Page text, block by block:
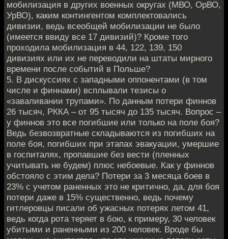
мобилизация в других военных округах (МВО, ОрВО,
УрВО), каким контингентом комплектовались
дивизии, ведь всеобщей мобилизации не было
(имеется ввиду все 17 дивизий)? Кроме того
проходила мобилизация в 44, 122, 139, 150
дивизиях или их не переводили на штаты мирного
времени после событий в Польше?
5. В дискуссиях с западными оппонентами (в том
числе и финнами) всплывали тезисы о
«заваливании трупами». По данным потери финнов
26 тысяч, РККА – от 95 тысяч до 135 тысяч. Вопрос –
у финнов это все погибшие или только на поле боя?
Ведь безвозвратные складываются из погибших на
поле боя, погибших при этапах эвакуации, умершие
в госпиталях, пропавшие без вести (пленных
учитывать не будем) плюс небоевые. Как у финнов
обстояло с этим дела? Потери за 3 месяца боев в
23% с учетом раненных это не критично, да, для боя
потери даже в 15% существенно, ведь почему
гитлеровцы писали об ужасных потерях летом 41,
ведь когда рота теряет в бою, к примеру, 30 человек
убитыми и раненными из 200 человек. Вроде бы